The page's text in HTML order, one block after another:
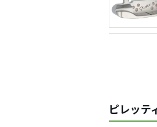
ピレッテ